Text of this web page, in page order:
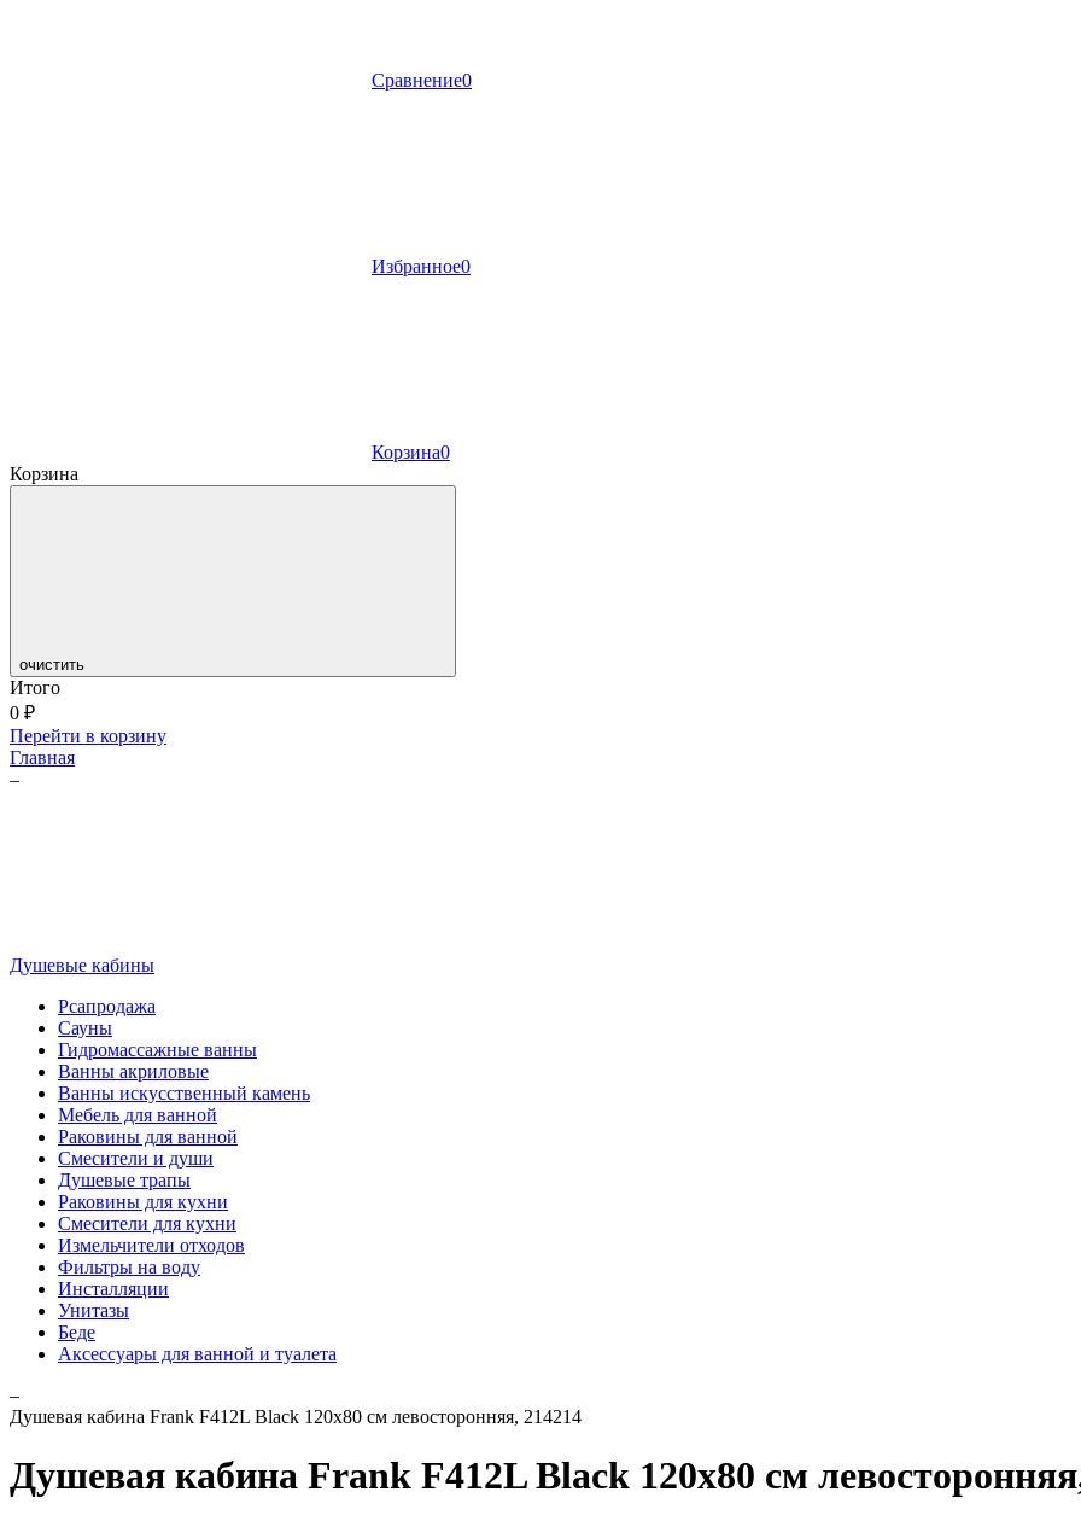
Сравнение0
Избранное0
Корзина0
Корзина
очистить
Итого
0 ₽
Перейти в корзину
Главная
–
Душевые кабины
Рсапродажа
Сауны
Гидромассажные ванны
Ванны акриловые
Ванны искусственный камень
Мебель для ванной
Раковины для ванной
Смесители и души
Душевые трапы
Раковины для кухни
Смесители для кухни
Измельчители отходов
Фильтры на воду
Инсталляции
Унитазы
Беде
Аксессуары для ванной и туалета
–
Душевая кабина Frank F412L Black 120х80 см левосторонняя, 214214
Душевая кабина Frank F412L Black 120х80 см